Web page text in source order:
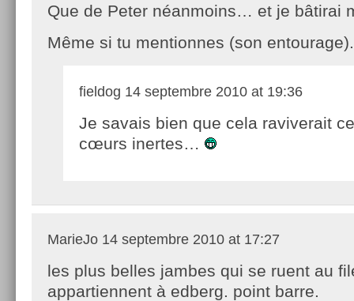
Que de Peter néanmoins… et je bâtirai
Même si tu mentionnes (son entourage).
fieldog 14 septembre 2010 at 19:36
Je savais bien que cela raviverait
cœurs inertes…
MarieJo 14 septembre 2010 at 17:27
les plus belles jambes qui se ruent au
appartiennent à edberg. point barre.